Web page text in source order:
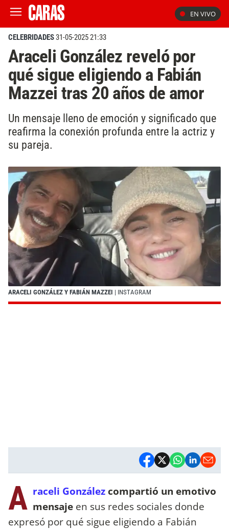
EN VIVO
CELEBRIDADES31-05-2025 21:33
Araceli González reveló por
qué sigue eligiendo a Fabián
Mazzei tras 20 años de amor
Un mensaje lleno de emoción y significado que
reafirma la conexión profunda entre la actriz y
su pareja.
ARACELI GONZÁLEZ Y FABIÁN MAZZEI | INSTAGRAM
A raceli González compartió un emotivo
mensaje en sus redes sociales donde
expresó por qué sigue eligiendo a Fabián